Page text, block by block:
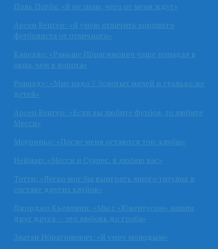
Поль Погба: «Я не знаю, чего от меня ждут»
Арсен Венгер: «Я умею отличить хорошего
футболиста от отличного»
Капелло: «Раньше Ибрагимович чаще попадал в
окна, чем в ворота»
Роналду: «Мне надо 7 Золотых мячей и столько же
детей»
Арсен Венгер: «Если вы любите футбол, то любите
Месси»
Моуриньо: «После меня остаются топ-клубы»
Неймар: «Месси и Суарес, я люблю вас»
Тотти: «Легко мог бы выиграть много титулов в
составе других клубов»
Джорджо Кьеллини: «Мы с «Ювентусом» нашли
друг друга — это любовь до гроба»
Златан Ибрагимович: «Я умру молодым»